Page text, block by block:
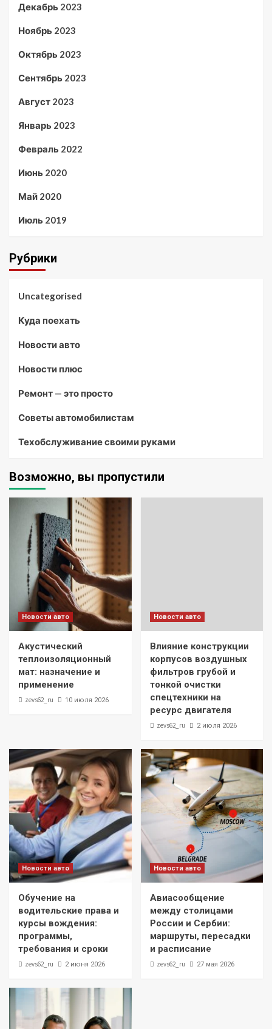
Декабрь 2023
Ноябрь 2023
Октябрь 2023
Сентябрь 2023
Август 2023
Январь 2023
Февраль 2022
Июнь 2020
Май 2020
Июль 2019
Рубрики
Uncategorised
Куда поехать
Новости авто
Новости плюс
Ремонт — это просто
Советы автомобилистам
Техобслуживание своими руками
Возможно, вы пропустили
Новости авто
Акустический
теплоизоляционный
мат: назначение и
применение
zevs62_ru 10 июля 2026
Новости авто
Влияние конструкции
корпусов воздушных
фильтров грубой и
тонкой очистки
спецтехники на
ресурс двигателя
zevs62_ru 2 июля 2026
Новости авто
Обучение на
водительские права и
курсы вождения:
программы,
требования и сроки
zevs62_ru 2 июня 2026
Новости авто
Авиасообщение
между столицами
России и Сербии:
маршруты, пересадки
и расписание
zevs62_ru 27 мая 2026